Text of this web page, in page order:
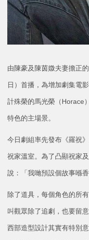
由陳豪及陳茵媺夫妻擔正
日）首播，為增加劇集電
計殊榮的馬光榮（Horace
特色的主場景。
今日劇組率先發布《羅祝
祝家溫室。為了凸顯祝家
說：「我哋預設個故事喺
除了道具，每個角色的所
叫觀眾除了追劇，也要留
西部造型設計其實有特別